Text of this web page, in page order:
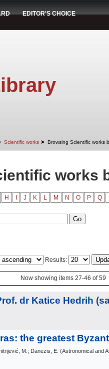
EDITOR'S CHOICE
Scientific works ➤ Browsing Scientific works
works
H J K L M N O P Q
Results:
Now showing items 27-46 of 59
dr Katice Hedrih
the greatest
M.; Danezis, E. (Astronomical and